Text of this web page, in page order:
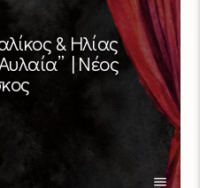
& Ηλίας
| Νέος